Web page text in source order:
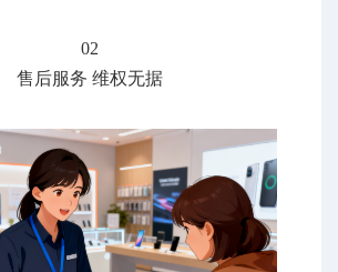
02
售后服务 维权无据